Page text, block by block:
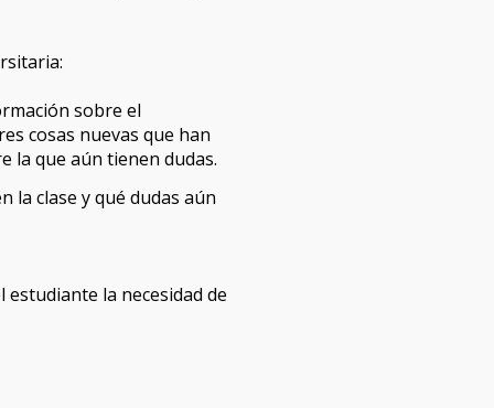
sobre el
cosas nuevas que han
la que aún tienen dudas.
la clase y qué dudas aún
la necesidad de